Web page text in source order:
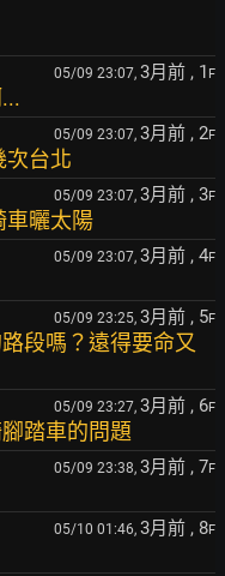
05/09 23:07, 3月前 , 1 F
05/09 23:07, 3月前 , 2F
次台北
05/09 23:07, 3月前 , 3F
車曬太陽
05/09 23:07, 3月前 , 4F
05/09 23:25, 3月前 , 5F
段嗎？遠得要命又
05/09 23:27, 3月前 , 6F
踏車的問題
05/09 23:38, 3月前 , 7F
05/10 01:46, 3月前 , 8F